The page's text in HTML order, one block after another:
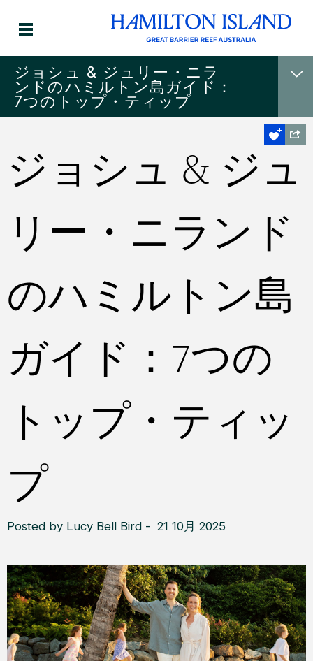
ジョシュ & ジュリー・ニラ
ンドのハミルトン島ガイド：
7つのトップ・ティップ
ジョシュ & ジュ
リー・ニランド
のハミルトン島
ガイド：7つの
トップ・ティッ
プ
Posted by Lucy Bell Bird - 21 10月 2025